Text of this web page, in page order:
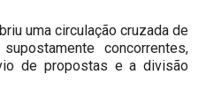
uma circulação cruzada de
concorrentes,
de propostas e a divisão